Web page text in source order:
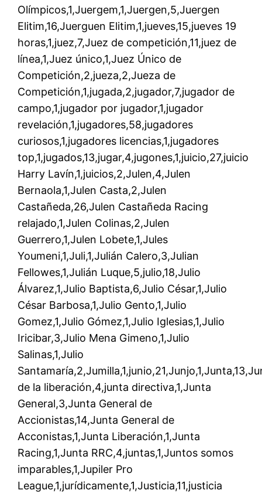
Olímpicos,1,Juergem,1,Juergen,5,Juergen
Elitim,16,Juerguen Elitim,1,jueves,15,jueves 19
horas,1,juez,7,Juez de competición,11,juez de
línea,1,Juez único,1,Juez Único de
Competición,2,jueza,2,Jueza de
Competición,1,jugada,2,jugador,7,jugador de
campo,1,jugador por jugador,1,jugador
revelación,1,jugadores,58,jugadores
curiosos,1,jugadores licencias,1,jugadores
top,1,jugados,13,jugar,4,jugones,1,juicio,27,juicio
Harry Lavín,1,juicios,2,Julen,4,Julen
Bernaola,1,Julen Casta,2,Julen
Castañeda,26,Julen Castañeda Racing
relajado,1,Julen Colinas,2,Julen
Guerrero,1,Julen Lobete,1,Jules
Youmeni,1,Juli,1,Julián Calero,3,Julian
Fellowes,1,Julián Luque,5,julio,18,Julio
Álvarez,1,Julio Baptista,6,Julio César,1,Julio
César Barbosa,1,Julio Gento,1,Julio
Gomez,1,Julio Gómez,1,Julio Iglesias,1,Julio
Iricibar,3,Julio Mena Gimeno,1,Julio
Salinas,1,Julio
de la liberación,4,junta directiva,1,Junta
General,3,Junta General de
Accionistas,14,Junta General de
Acconistas,1,Junta Liberación,1,Junta
Racing,1,Junta RRC,4,juntas,1,Juntos somos
imparables,1,Jupiler Pro
League,1,jurídicamente,1,Justicia,11,justicia